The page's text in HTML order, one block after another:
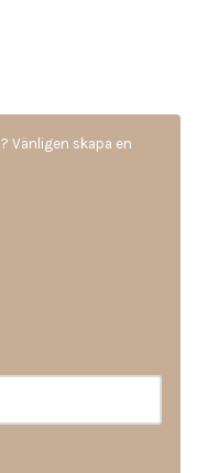
Vänligen skapa en